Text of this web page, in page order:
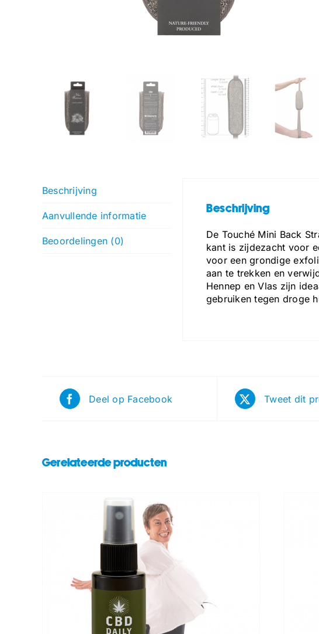
Beschrijving
Aanvullende informatie
Beoordelingen (0)
Beschrijving
De Touché Mini Back
kant is zijdezacht voor
voor een grondige
aan te trekken en
Hennep en Vlas zijn
gebruiken tegen droge
Deel op Facebook Tweet dit
Gerelateerde producten
TOEVOEGEN AAN WINKELWAGEN